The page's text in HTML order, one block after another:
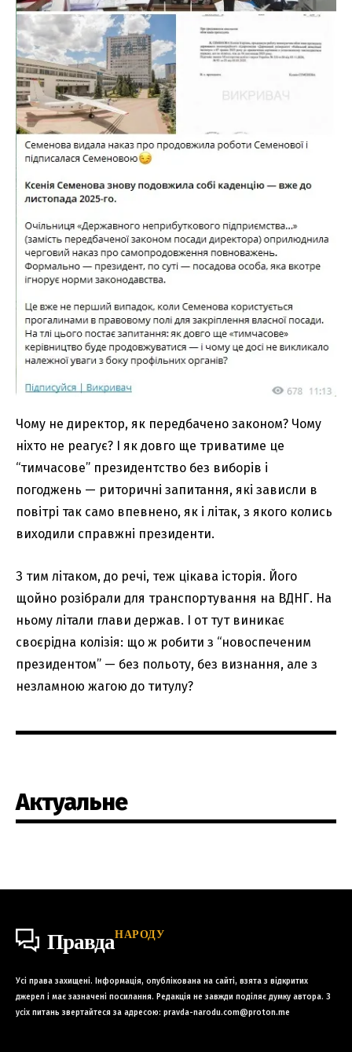
Чому не директор, як передбачено законом? Чому
ніхто не реагує? І як довго ще триватиме це
“тимчасове” президентство без виборів і
погоджень — риторичні запитання, які зависли в
повітрі так само впевнено, як і літак, з якого колись
виходили справжні президенти.
З тим літаком, до речі, теж цікава історія. Його
щойно розібрали для транспортування на ВДНГ. На
ньому літали глави держав. І от тут виникає
своєрідна колізія: що ж робити з “новоспеченим
президентом” — без польоту, без визнання, але з
незламною жагою до титулу?
Актуальне
ПравдаНАРОДУ
Усі права захищені. Інформація, опублікована на сайті, взята з відкритих
джерел і має зазначені посилання. Редакція не завжди поділяє думку автора. З
усіх питань звертайтеся за адресою: pravda-narodu.com@proton.me